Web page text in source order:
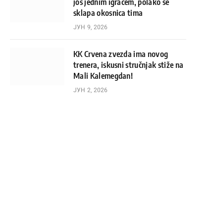
još jednim igračem, polako se
sklapa okosnica tima
ЈУН 9, 2026
KK Crvena zvezda ima novog
trenera, iskusni stručnjak stiže na
Mali Kalemegdan!
ЈУН 2, 2026